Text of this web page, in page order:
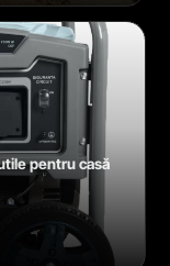
pentru casă